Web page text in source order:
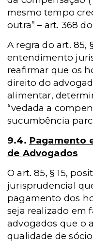
mesmo tempo
outra” – art. 368 do
A regra do art. 85,
entendimento
reafirmar que os
direito do
alimentar,
“vedada a
sucumbência
9.4. Pagamento
de Advogados
O art. 85, § 15,
jurisprudencial
pagamento dos
seja realizado em
advogados que o
qualidade de